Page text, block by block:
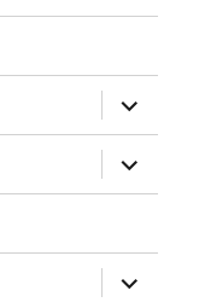
expandir
expandir
expandir